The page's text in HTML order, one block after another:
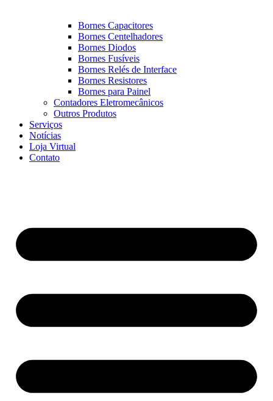
Bornes Capacitores
Bornes Centelhadores
Bornes Diodos
Bornes Fusíveis
Bornes Relés de Interface
Bornes Resistores
Bornes para Painel
Contadores Eletromecânicos
Outros Produtos
Serviços
Notícias
Loja Virtual
Contato